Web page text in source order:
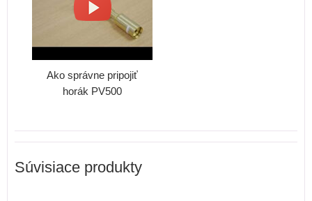
Ako správne pripojiť
horák PV500
Súvisiace produkty